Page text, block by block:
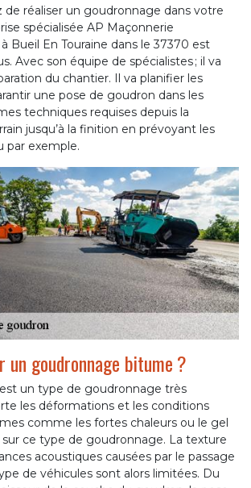
de réaliser un goudronnage dans votre
spécialisée AP Maçonnerie
Bueil En Touraine dans le 37370 est
Avec son équipe de spécialistes ; il va
du chantier. Il va planifier les
une pose de goudron dans les
techniques requises depuis la
jusqu’à la finition en prévoyant les
par exemple.
un goudronnage bitume ?
un type de goudronnage très
les déformations et les conditions
comme les fortes chaleurs ou le gel
sur ce type de goudronnage. La texture
acoustiques causées par le passage
de véhicules sont alors limitées. Du